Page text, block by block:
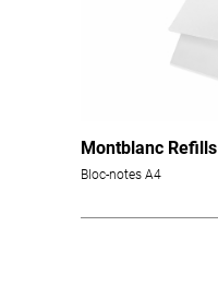
Montblanc Refills
Bloc-notes A4